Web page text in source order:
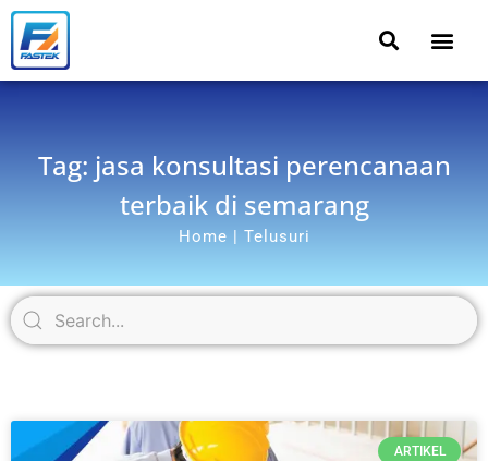
Tag: jasa konsultasi perencanaan
terbaik di semarang
Home | Telusuri
ARTIKEL